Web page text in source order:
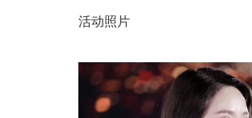
活动照片